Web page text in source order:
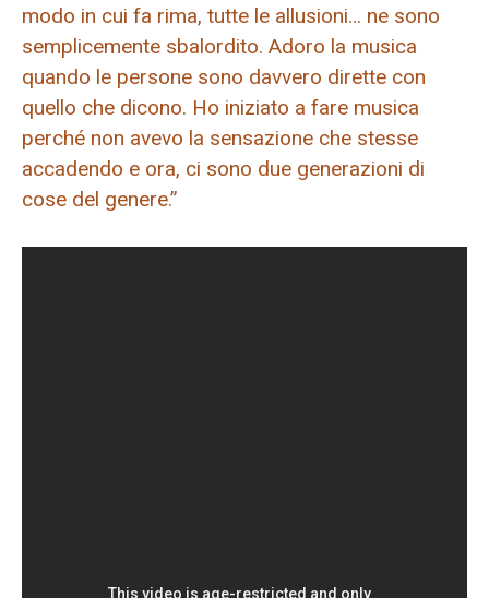
modo in cui fa rima, tutte le allusioni… ne sono
semplicemente sbalordito. Adoro la musica
quando le persone sono davvero dirette con
quello che dicono. Ho iniziato a fare musica
perché non avevo la sensazione che stesse
accadendo e ora, ci sono due generazioni di
cose del genere.”